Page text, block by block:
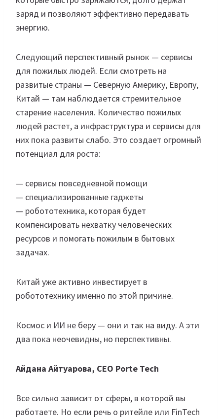
заряд и позволяют эффективно передавать
энергию.
Следующий перспективный рынок — сервисы
для пожилых людей. Если смотреть на
развитые страны — Северную Америку, Европу,
Китай — там наблюдается стремительное
старение населения. Количество пожилых
людей растет, а инфраструктура и сервисы для
них пока развиты слабо. Это создает огромный
потенциал для роста:
— сервисы повседневной помощи
— специализированные гаджеты
— робототехника, которая будет
компенсировать нехватку человеческих
ресурсов и помогать пожилым в бытовых
задачах.
Китай уже активно инвестирует в
робототехнику именно по этой причине.
Космос и ИИ не беру — они и так на виду. А эти
два пока неочевидны, но перспективны.
Айдана Айтуарова, CEO Porte Tech
Все сильно зависит от сферы, в которой вы
работаете. Но если речь о ритейле или FinTech